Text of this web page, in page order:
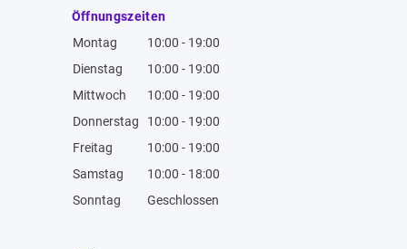
Öffnungszeiten
Montag
10:00 - 19:00
Dienstag
10:00 - 19:00
Mittwoch
10:00 - 19:00
Donnerstag
10:00 - 19:00
Freitag
10:00 - 19:00
Samstag
10:00 - 18:00
Sonntag
Geschlossen